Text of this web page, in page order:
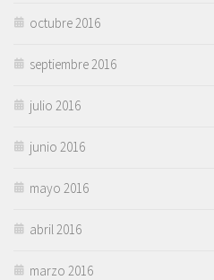
octubre 2016
septiembre 2016
julio 2016
junio 2016
mayo 2016
abril 2016
marzo 2016